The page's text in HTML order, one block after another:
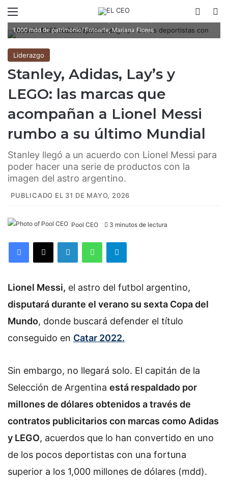
1,000 mdd de patrimonio/ Fotoarte; Mariana Flores
Liderazgo
Stanley, Adidas, Lay’s y
LEGO: las marcas que
acompañan a Lionel Messi
rumbo a su último Mundial
Stanley llegó a un acuerdo con Lionel Messi para
poder hacer una serie de productos con la
imagen del astro argentino.
PUBLICADO EL 31 DE MAYO, 2026
Pool CEO 3 minutos de lectura
Lionel Messi, el astro del futbol argentino,
disputará durante el verano su sexta Copa del
Mundo, donde buscará defender el título
conseguido en Catar 2022.
Sin embargo, no llegará solo. El capitán de la
Selección de Argentina está respaldado por
millones de dólares obtenidos a través de
contratos publicitarios con marcas como Adidas
y LEGO, acuerdos que lo han convertido en uno
de los pocos deportistas con una fortuna
superior a los 1,000 millones de dólares (mdd).